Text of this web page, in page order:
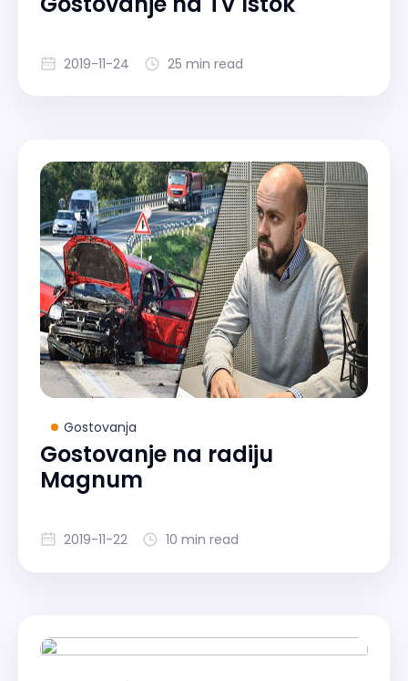
2019-11-24 25 min read
Gostovanja
Gostovanje na radiju
Magnum
2019-11-22 10 min read